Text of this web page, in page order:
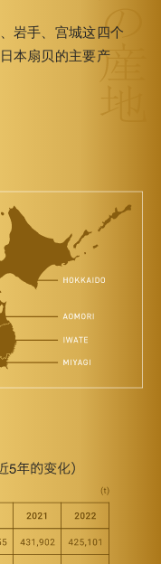
岩手、宫城这四个
本扇贝的主要产